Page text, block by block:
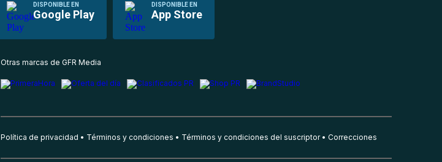
DISPONIBLE EN
Google Play
DISPONIBLE EN
App Store
Otras marcas de GFR Media
Política de privacidad Términos y condiciones Términos y condiciones del suscriptor Correcciones